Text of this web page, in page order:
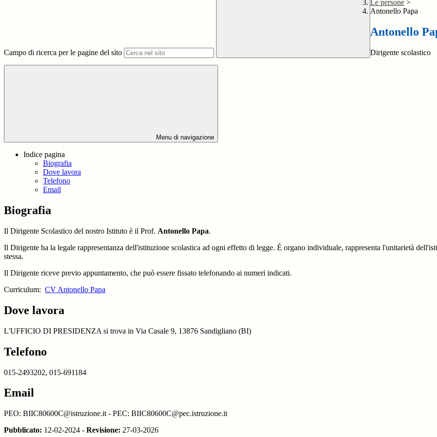
Campo di ricerca per le pagine del sito
Le persone >
Antonello Papa
Antonello
Dirigente scolastico
Menu di navigazione
Indice pagina
Biografia
Dove lavora
Telefono
Email
Biografia
Il Dirigente Scolastico del nostro Istituto è il Prof. Antonello Papa.
Il Dirigente ha la legale rappresentanza dell'istituzione scolastica ad ogni effetto di legge. É organo individuale, rappresenta l'unitarietà
stessa.
Il Dirigente riceve previo appuntamento, che può essere fissato telefonando ai numeri indicati.
Curriculum: CV Antonello Papa
Dove lavora
L'UFFICIO DI PRESIDENZA si trova in Via Casale 9, 13876 Sandigliano (BI)
Telefono
015-2493202, 015-691184
Email
PEO: BIIC80600C@istruzione.it - PEC: BIIC80600C@pec.istruzione.it
Pubblicato: 12-02-2024 - Revisione: 27-03-2026